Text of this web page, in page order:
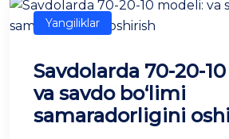
Yangiliklar
Savdolarda 70-20-
va savdo bo‘limi
samaradorligini